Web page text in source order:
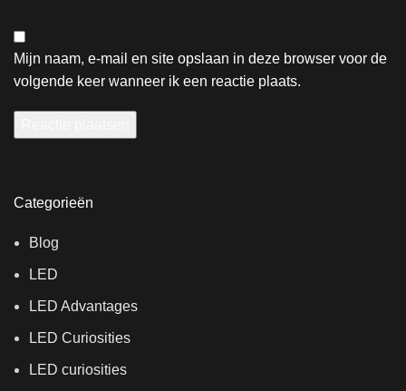
Mijn naam, e-mail en site opslaan in deze browser voor de
volgende keer wanneer ik een reactie plaats.
Categorieën
Blog
LED
LED Advantages
LED Curiosities
LED curiosities